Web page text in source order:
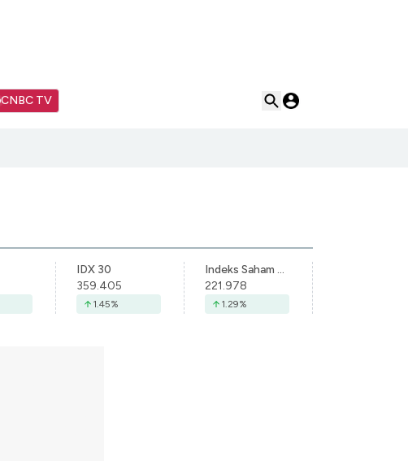
CNBC TV
IDX 30
359.405
1.45%
Indeks Saham Syariah Indonesia
221.978
1.29%